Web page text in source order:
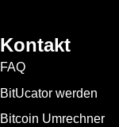
Kontakt
FAQ
BitUcator werden
Bitcoin Umrechner